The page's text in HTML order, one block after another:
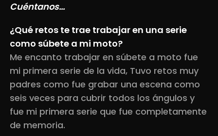
Cuéntanos…
¿Qué retos te trae trabajar en una serie
como súbete a mi moto?
Me encanto trabajar en súbete a moto fue
mi primera serie de la vida, Tuvo retos muy
padres como fue grabar una escena como
seis veces para cubrir todos los ángulos y
fue mi primera serie que fue completamente
de memoria.